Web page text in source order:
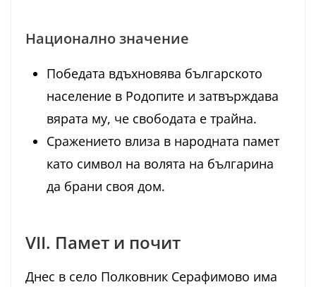
Национално значение
Победата вдъхновява българското
население в Родопите и затвърждава
вярата му, че свободата е трайна.
Сражението влиза в народната памет
като символ на волята на българина
да брани своя дом.
VII. Памет и почит
Днес в село Полковник Серафимово има